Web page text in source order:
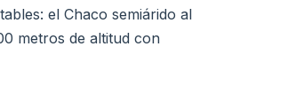
el Chaco semiárido al
metros de altitud con